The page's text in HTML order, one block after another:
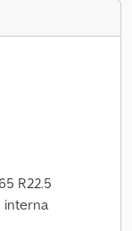
R22.5
interna